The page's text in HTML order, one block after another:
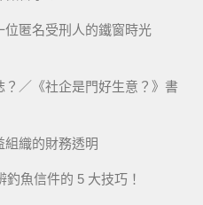
匿名受刑人的鐵窗時光
？／《社企是門好生意？》書
織的財務透明
魚信件的 5 大技巧！